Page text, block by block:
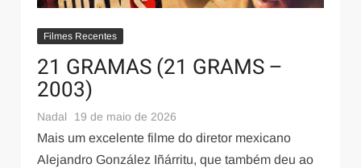
Filmes Recentes
21 GRAMAS (21 GRAMS –
2003)
Nadal 19 de maio de 2026
Mais um excelente filme do diretor mexicano
Alejandro González Iñárritu, que também deu ao